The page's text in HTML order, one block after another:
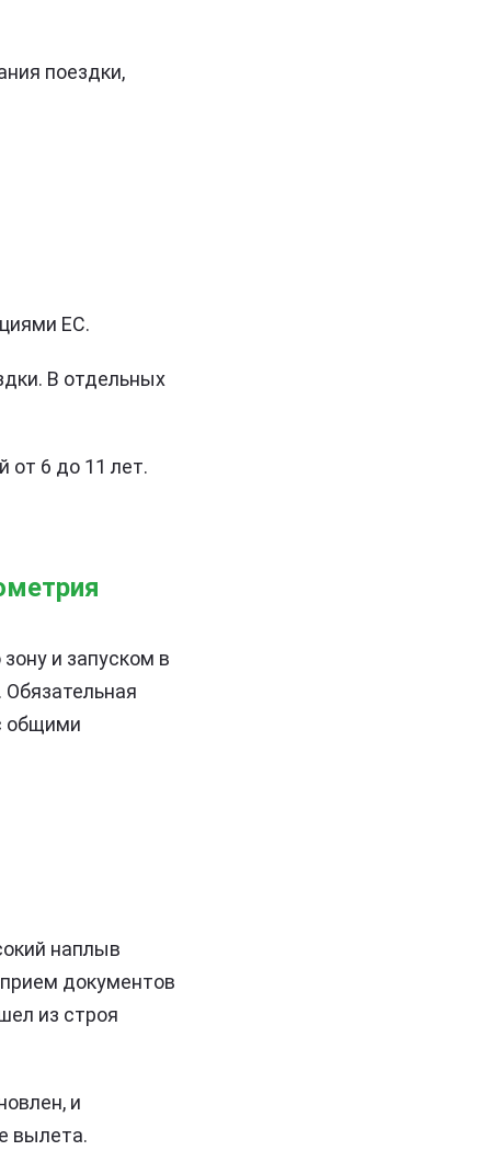
поездки,
ЕС.
В отдельных
от 6 до 11 лет.
и запуском в
общими
наплыв
документов
из строя
и
вылета.